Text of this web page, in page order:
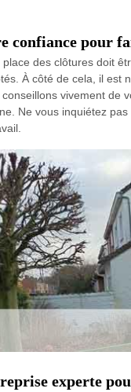
confiance pour
des clôtures doit
À côté de cela, il est
vivement de
Ne vous inquiétez
experte